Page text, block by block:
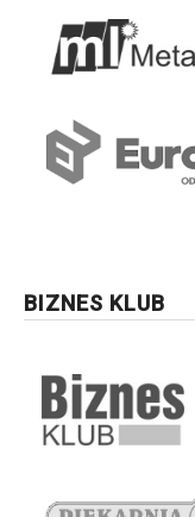
BIZNES KLUB